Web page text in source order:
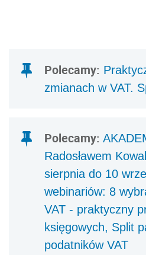
Polecamy:
zmianach w VAT.
Polecamy:
Radosławem
sierpnia do 10
webinariów: 8
VAT - praktyczny
księgowych, Split
podatników VAT